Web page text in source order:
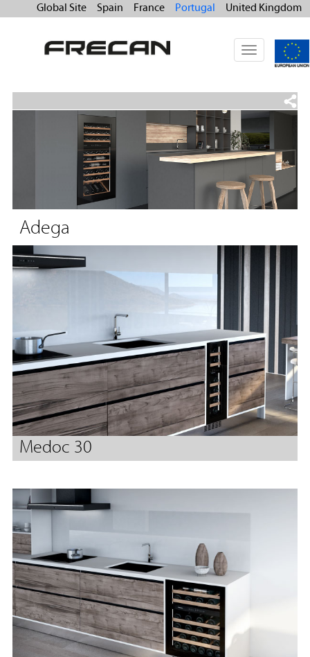
Global Site Spain France Portugal United Kingdom
Toggle
navigation
Adega
Medoc 30